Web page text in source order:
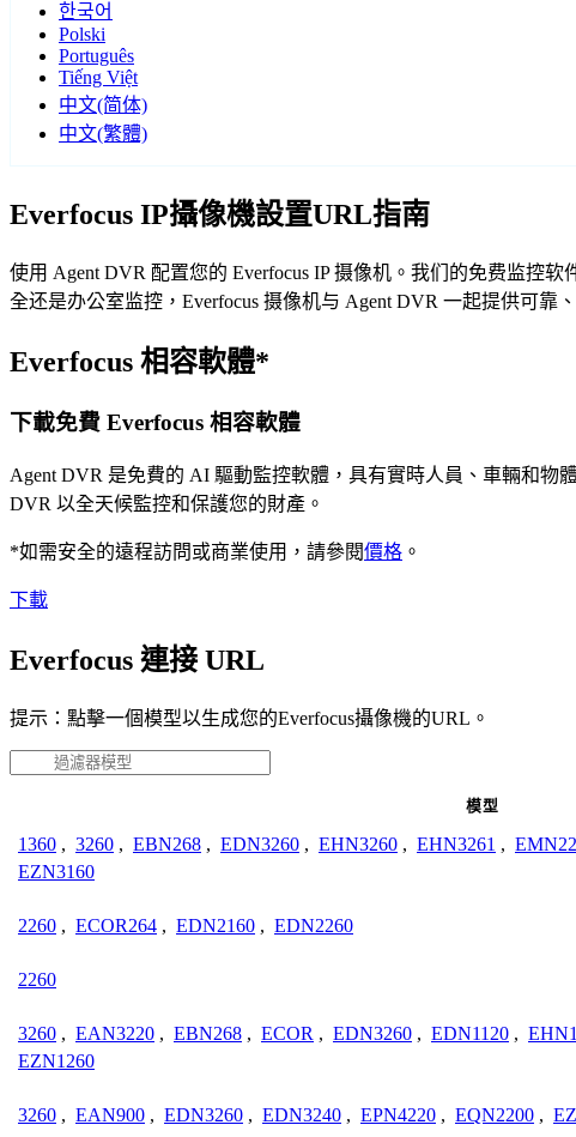
한국어
Polski
Português
Tiếng Việt
中文(简体)
中文(繁體)
Everfocus IP攝像機設置URL指南
使用 Agent DVR 配置您的 Everfocus IP 摄像机。我们的免费监控
全还是办公室监控，Everfocus 摄像机与 Agent DVR 一起提供可靠
Everfocus 相容軟體*
下載免費 Everfocus 相容軟體
Agent DVR 是免費的 AI 驅動監控軟體，具有實時人員、車輛和
DVR 以全天候監控和保護您的財產。
*如需安全的遠程訪問或商業使用，請參閱價格 。
下載
Everfocus 連接 URL
提示：點擊一個模型以生成您的Everfocus攝像機的URL。
模型
1360 , 3260 , EBN268 , EDN3260 , EHN3260 , EHN3261 ,
EZN3160
2260 , ECOR264 , EDN2160 , EDN2260
2260
3260 , EAN3220 , EBN268 , ECOR , EDN3260 , EDN1120 ,
EZN1260
3260 , EAN900 , EDN3260 , EDN3240 , EPN4220 , EQN2200 ,